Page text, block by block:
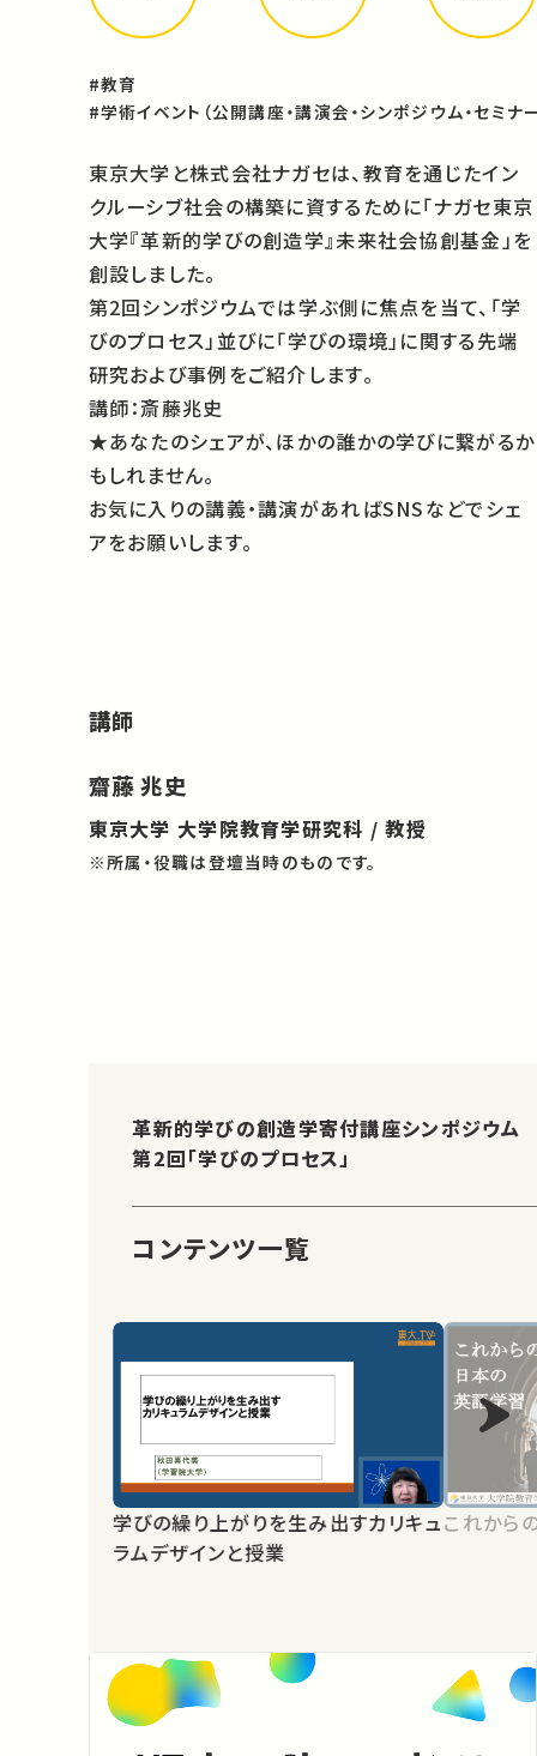
#教育
#学術イベント（公開講座・講演会・シンポジウム・セミナ
東京大学と株式会社ナガセは、教育を通じたイン
クルーシブ社会の構築に資するために「ナガセ東京
大学『革新的学びの創造学』未来社会協創基金」を
創設しました。
第2回シンポジウムでは学ぶ側に焦点を当て、「学
びのプロセス」並びに「学びの環境」に関する先端
研究および事例をご紹介します。
講師：斎藤兆史
★あなたのシェアが、ほかの誰かの学びに繋がるか
もしれません。
お気に入りの講義・講演があればSNSなどでシェ
アをお願いします。
講師
齋藤 兆史
東京大学 大学院教育学研究科 / 教授
※所属・役職は登壇当時のものです。
革新的学びの創造学寄付講座シンポジウム
第2回「学びのプロセス」
コンテンツ一覧
学びの繰り上がりを生み出すカリキュ
ラムデザインと授業
これから